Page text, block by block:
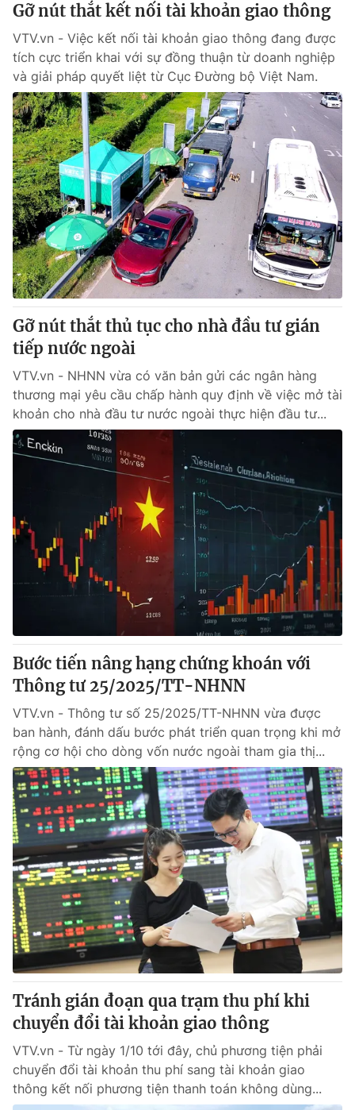
Gỡ nút thắt kết nối tài khoản giao thông
VTV.vn - Việc kết nối tài khoản giao thông đang được
tích cực triển khai với sự đồng thuận từ doanh nghiệp
và giải pháp quyết liệt từ Cục Đường bộ Việt Nam.
Gỡ nút thắt thủ tục cho nhà đầu tư gián
tiếp nước ngoài
VTV.vn - NHNN vừa có văn bản gửi các ngân hàng
thương mại yêu cầu chấp hành quy định về việc mở tài
khoản cho nhà đầu tư nước ngoài thực hiện đầu tư...
Bước tiến nâng hạng chứng khoán với
Thông tư 25/2025/TT-NHNN
VTV.vn - Thông tư số 25/2025/TT-NHNN vừa được
ban hành, đánh dấu bước phát triển quan trọng khi mở
rộng cơ hội cho dòng vốn nước ngoài tham gia thị...
Tránh gián đoạn qua trạm thu phí khi
chuyển đổi tài khoản giao thông
VTV.vn - Từ ngày 1/10 tới đây, chủ phương tiện phải
chuyển đổi tài khoản thu phí sang tài khoản giao
thông kết nối phương tiện thanh toán không dùng...